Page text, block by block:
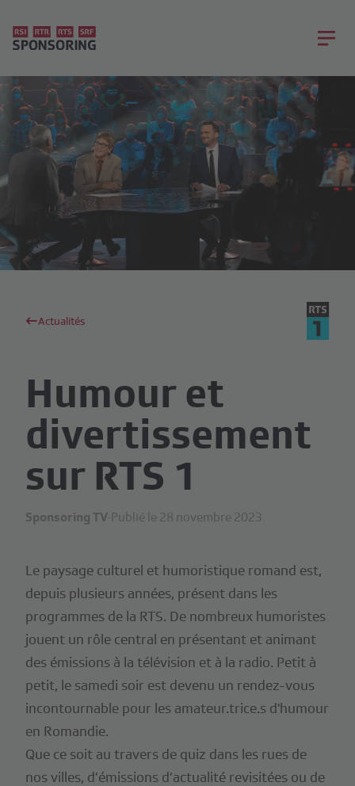
Actualités
Humour et
divertissement
sur RTS 1
Sponsoring TV·Publié le 28 novembre 2023
Le paysage culturel et humoristique romand est,
depuis plusieurs années, présent dans les
programmes de la RTS. De nombreux humoristes
jouent un rôle central en présentant et animant
des émissions à la télévision et à la radio. Petit à
petit, le samedi soir est devenu un rendez-vous
incontournable pour les amateur.trice.s d'humour
en Romandie.
Que ce soit au travers de quiz dans les rues de
nos villes, d’émissions d’actualité revisitées ou de